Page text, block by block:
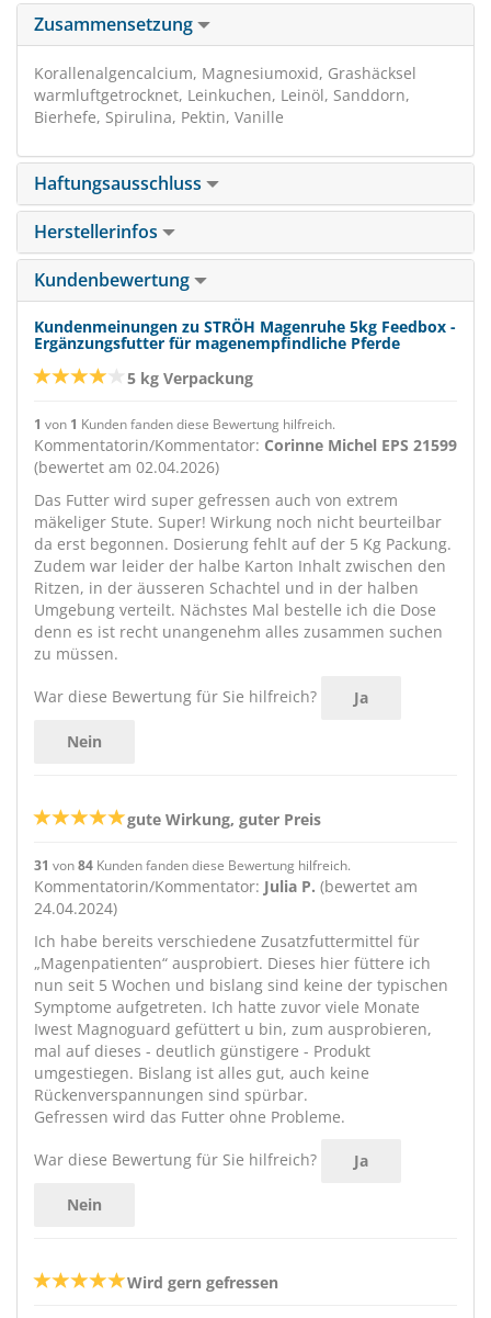
Zusammensetzung
Korallenalgencalcium, Magnesiumoxid, Grashäcksel
warmluftgetrocknet, Leinkuchen, Leinöl, Sanddorn,
Bierhefe, Spirulina, Pektin, Vanille
Haftungsausschluss
Herstellerinfos
Kundenbewertung
Kundenmeinungen zu STRÖH Magenruhe 5kg Feedbox -
Ergänzungsfutter für magenempfindliche Pferde
5 kg Verpackung
1 von 1 Kunden fanden diese Bewertung hilfreich.
Kommentatorin/Kommentator: Corinne Michel EPS 21599
(bewertet am 02.04.2026)
Das Futter wird super gefressen auch von extrem
mäkeliger Stute. Super! Wirkung noch nicht beurteilbar
da erst begonnen. Dosierung fehlt auf der 5 Kg Packung.
Zudem war leider der halbe Karton Inhalt zwischen den
Ritzen, in der äusseren Schachtel und in der halben
Umgebung verteilt. Nächstes Mal bestelle ich die Dose
denn es ist recht unangenehm alles zusammen suchen
zu müssen.
War diese Bewertung für Sie hilfreich? Ja
Nein
gute Wirkung, guter Preis
31 von84 Kunden fanden diese Bewertung hilfreich.
Kommentatorin/Kommentator: Julia P. (bewertet am
24.04.2024)
Ich habe bereits verschiedene Zusatzfuttermittel für
„Magenpatienten“ ausprobiert. Dieses hier füttere ich
nun seit 5 Wochen und bislang sind keine der typischen
Symptome aufgetreten. Ich hatte zuvor viele Monate
Iwest Magnoguard gefüttert u bin, zum ausprobieren,
mal auf dieses - deutlich günstigere - Produkt
umgestiegen. Bislang ist alles gut, auch keine
Rückenverspannungen sind spürbar.
Gefressen wird das Futter ohne Probleme.
War diese Bewertung für Sie hilfreich? Ja
Nein
Wird gern gefressen